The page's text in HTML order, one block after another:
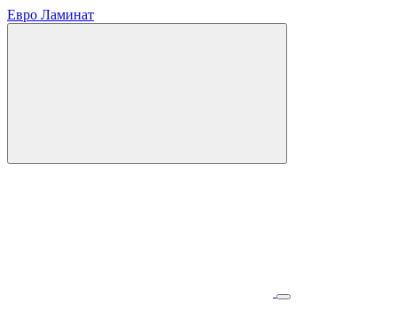
Евро Ламинат